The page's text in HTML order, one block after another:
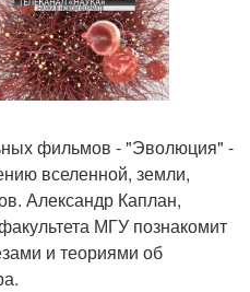
фильмов - "Эволюция" -
вселенной, земли,
Александр Каплан,
МГУ познакомит
и теориями об